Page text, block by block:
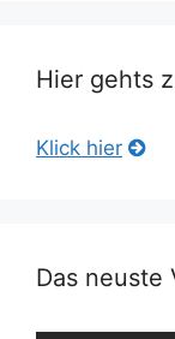
Hier gehts
Klick hier
Das neuste